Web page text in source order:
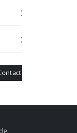
contactar ventas